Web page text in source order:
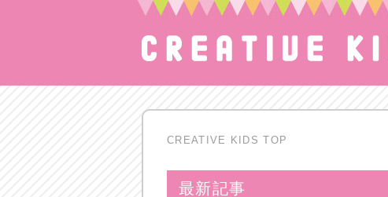
CREATIVE KIDS TOP
最新記事